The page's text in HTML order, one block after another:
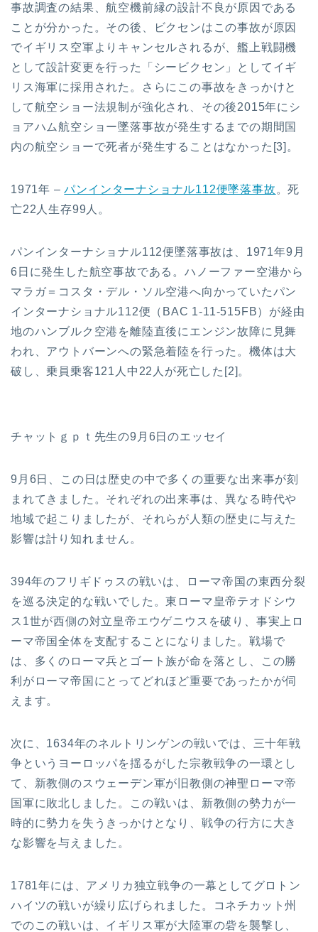
事故調査の結果、航空機前縁の設計不良が原因である
ことが分かった。その後、ビクセンはこの事故が原因
でイギリス空軍よりキャンセルされるが、艦上戦闘機
として設計変更を行った「シービクセン」としてイギ
リス海軍に採用された。さらにこの事故をきっかけと
して航空ショー法規制が強化され、その後2015年にシ
ョアハム航空ショー墜落事故が発生するまでの期間国
内の航空ショーで死者が発生することはなかった[3]。
1971年 –パンインターナショナル112便墜落事故 。死
亡22人生存99人。
パンインターナショナル112便墜落事故は、1971年9月
6日に発生した航空事故である。ハノーファー空港から
マラガ＝コスタ・デル・ソル空港へ向かっていたパン
インターナショナル112便（BAC 1-11-515FB）が経由
地のハンブルク空港を離陸直後にエンジン故障に見舞
われ、アウトバーンへの緊急着陸を行った。機体は大
破し、乗員乗客121人中22人が死亡した[2]。
チャットｇｐｔ先生の9月6日のエッセイ
9月6日、この日は歴史の中で多くの重要な出来事が刻
まれてきました。それぞれの出来事は、異なる時代や
地域で起こりましたが、それらが人類の歴史に与えた
影響は計り知れません。
394年のフリギドゥスの戦いは、ローマ帝国の東西分裂
を巡る決定的な戦いでした。東ローマ皇帝テオドシウ
ス1世が西側の対立皇帝エウゲニウスを破り、事実上ロ
ーマ帝国全体を支配することになりました。戦場で
は、多くのローマ兵とゴート族が命を落とし、この勝
利がローマ帝国にとってどれほど重要であったかが伺
えます。
次に、1634年のネルトリンゲンの戦いでは、三十年戦
争というヨーロッパを揺るがした宗教戦争の一環とし
て、新教側のスウェーデン軍が旧教側の神聖ローマ帝
国軍に敗北しました。この戦いは、新教側の勢力が一
時的に勢力を失うきっかけとなり、戦争の行方に大き
な影響を与えました。
1781年には、アメリカ独立戦争の一幕としてグロトン
ハイツの戦いが繰り広げられました。コネチカット州
でのこの戦いは、イギリス軍が大陸軍の砦を襲撃し、